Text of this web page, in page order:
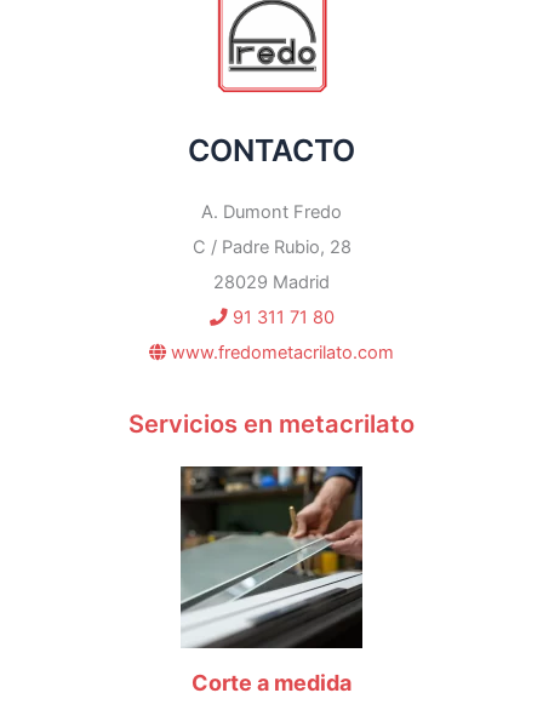
CONTACTO
A. Dumont Fredo
C / Padre Rubio, 28
28029 Madrid
91 311 71 80
www.fredometacrilato.com
Servicios en metacrilato
Corte a medida